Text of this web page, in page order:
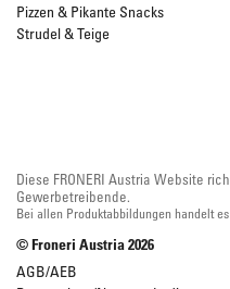
Pizzen & Pikante Snacks
Strudel & Teige
Diese FRONERI Austria Website
Gewerbetreibende.
Bei allen Produktabbildungen handelt
© Froneri Austria2026
AGB/AEB